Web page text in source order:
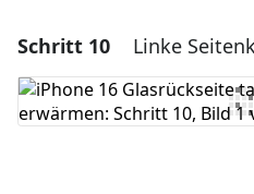
Einen
Kommentar
Schritt 10 Linke